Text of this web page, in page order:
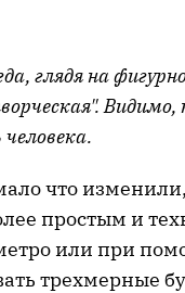
глядя на
Видимо,
что
простым и
или при
трехмерные